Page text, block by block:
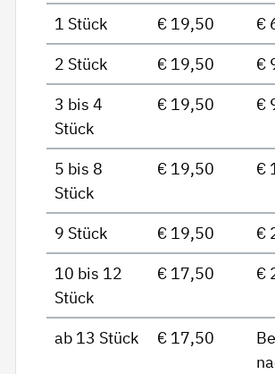
1 Stück
€ 19,50 €
2 Stück
€ 19,50
€
3 bis 4
Stück
€ 19,50 €
5 bis 8
Stück
€ 19,50 €
9 Stück € 19,50
€
10 bis 12
Stück
€ 17,50 €
ab 13 Stück € 17,50